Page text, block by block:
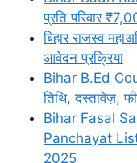
प्रति परिवार
बिहार राजस्व
आवेदन प्रक्रिया
Bihar B.Ed
तिथि, दस्तावेज़,
Bihar Fasal
Panchayat List
2025